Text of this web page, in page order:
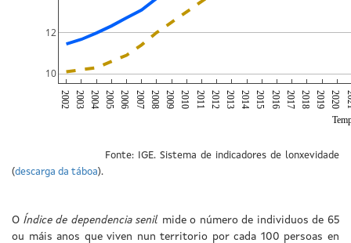
2002 2003 2004 2005 2006 2007 2008 2009 2010 2011 2012 2013 2014 2015 2016 2017 2018 2019 2020
10
12
Fonte: IGE. Sistema de indicadores de lonxevidade
(descarga da táboa).
O Índice de dependencia senil mide o número de individuos de 65
ou máis anos que viven nun territorio por cada 100 persoas en